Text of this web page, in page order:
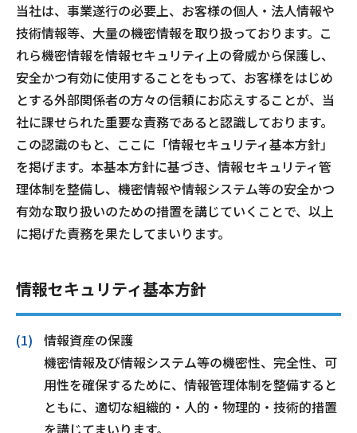
お電話でのお問い合わせ
受付時間：9:30〜18:00 年中無休
Webメール
おトクなプラン
会社案内
お知らせ
サイトマップ
当社は、事業遂行の必要上、お客様の個人・法人情報や
技術情報等、大量の機密情報を取り扱っております。こ
れら機密情報を情報セキュリティ上の脅威から保護し、
安全かつ有効に使用することをもって、お客様をはじめ
とする外部関係者の方々の信頼にお応えすることが、当
社に課せられた重要な責務であると認識しております。
この認識のもと、ここに「情報セキュリティ基本方針」
を掲げます。本基本方針に基づき、情報セキュリティ管
理体制を整備し、機密情報や情報システム等の安全かつ
有効な取り扱いのための措置を講じていくことで、以上
に掲げた責務を果たしてまいります。
情報セキュリティ基本方針
情報資産の保護
機密情報及び情報システム等の機密性、完全性、可
⽤性を確保するために、情報管理体制を整備すると
ともに、適切な組織的・⼈的・物理的・技術的措置
を講じてまいります。